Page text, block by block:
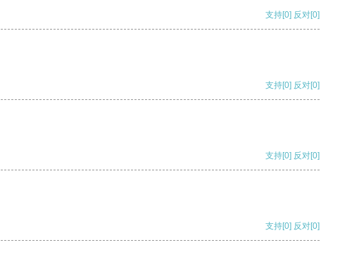
支持[0] 反对[0]
支持[0] 反对[0]
支持[0] 反对[0]
支持[0] 反对[0]